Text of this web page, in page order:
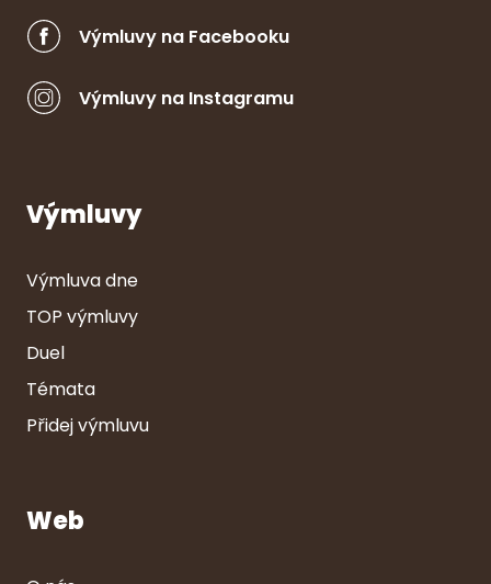
Výmluvy na Facebooku
Výmluvy na Instagramu
Výmluvy
Výmluva dne
TOP výmluvy
Duel
Témata
Přidej výmluvu
Web